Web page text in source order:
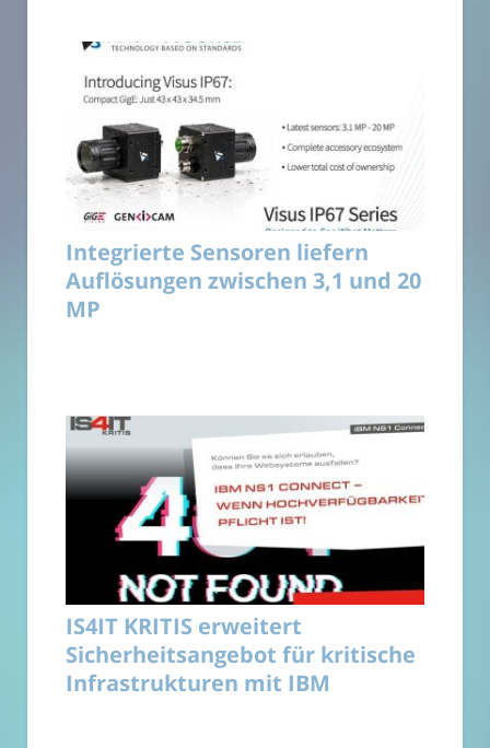
Integrierte Sensoren liefern
Auflösungen zwischen 3,1 und 20
MP
IS4IT KRITIS erweitert
Sicherheitsangebot für kritische
Infrastrukturen mit IBM